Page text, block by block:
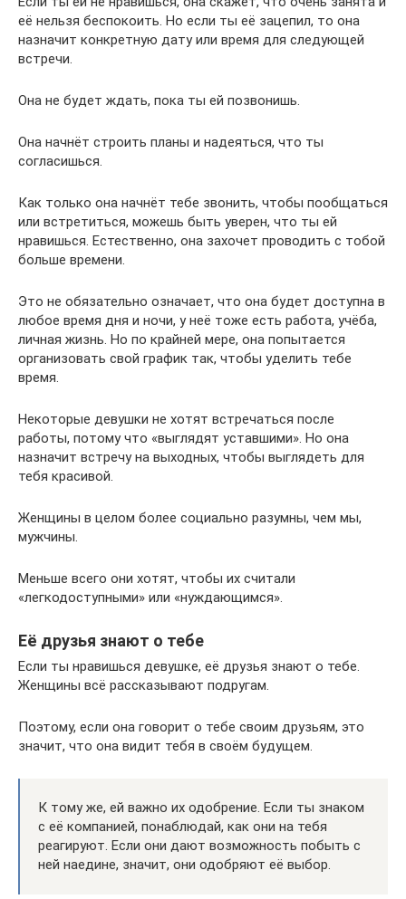
её нельзя беспокоить. Но если ты её зацепил, то она
назначит конкретную дату или время для следующей
встречи.
Она не будет ждать, пока ты ей позвонишь.
Она начнёт строить планы и надеяться, что ты
согласишься.
Как только она начнёт тебе звонить, чтобы пообщаться
или встретиться, можешь быть уверен, что ты ей
нравишься. Естественно, она захочет проводить с тобой
больше времени.
Это не обязательно означает, что она будет доступна в
любое время дня и ночи, у неё тоже есть работа, учёба,
личная жизнь. Но по крайней мере, она попытается
организовать свой график так, чтобы уделить тебе
время.
Некоторые девушки не хотят встречаться после
работы, потому что «выглядят уставшими». Но она
назначит встречу на выходных, чтобы выглядеть для
тебя красивой.
Женщины в целом более социально разумны, чем мы,
мужчины.
Меньше всего они хотят, чтобы их считали
«легкодоступными» или «нуждающимся».
Её друзья знают о тебе
Если ты нравишься девушке, её друзья знают о тебе.
Женщины всё рассказывают подругам.
Поэтому, если она говорит о тебе своим друзьям, это
значит, что она видит тебя в своём будущем.
К тому же, ей важно их одобрение. Если ты знаком
с её компанией, понаблюдай, как они на тебя
реагируют. Если они дают возможность побыть с
ней наедине, значит, они одобряют её выбор.